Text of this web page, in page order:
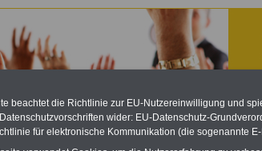
beachtet die Richtlinie zur EU-Nutzereinwilligung und
wider: EU-Datenschutz-
für elektronische Kommunikation (die sogenannte